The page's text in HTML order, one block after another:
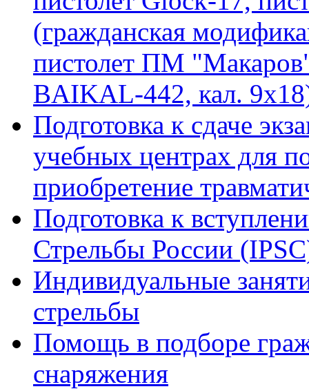
(гражданская
пистолет ПМ
BAIKAL-442, кал.
Подготовка к сдаче
учебных центрах для
приобретение
Подготовка к
Стрельбы России
Индивидуальные
стрельбы
Помощь в подборе
снаряжения